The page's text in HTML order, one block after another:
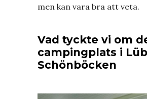
men kan vara bra att veta.
Vad tyckte vi om
campingplats i
Schönböcken